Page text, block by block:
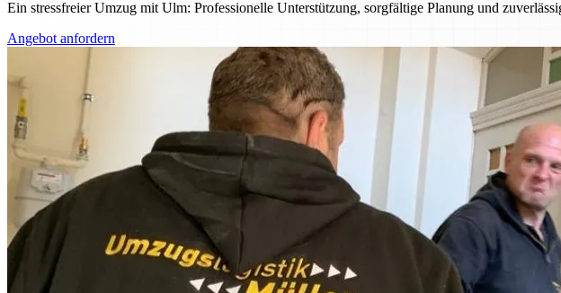
Ein stressfreier Umzug mit Ulm: Professionelle Unterstützung, sorgfältige Planung und
Angebot anfordern